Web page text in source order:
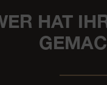
HAT